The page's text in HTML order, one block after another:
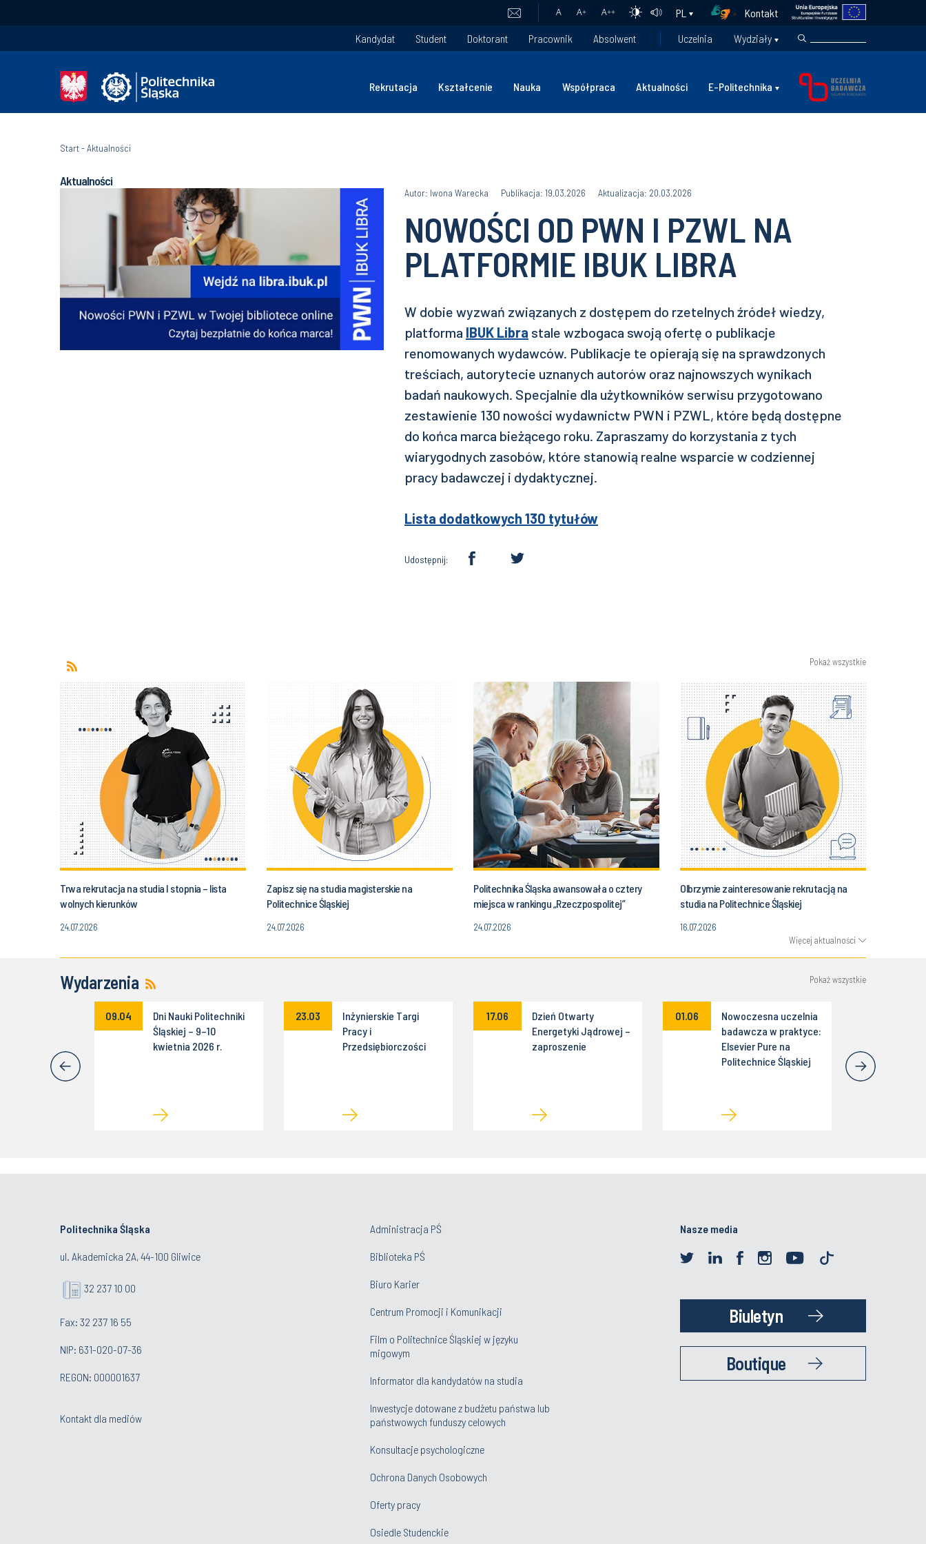
A A+ A++ PL
Kontakt
Kandydat
Student Doktorant Pracownik Absolwent Uczelnia Wydziały
Rekrutacja Kształcenie Nauka Współpraca Aktualności E-Politechnika
Start-Aktualności
Aktualności
Autor: Iwona Warecka Publikacja: 19.03.2026 Aktualizacja: 20.03.2026
NOWOŚCI OD PWN I PZWL NA
PLATFORMIE IBUK LIBRA
W dobie wyzwań związanych z dostępem do rzetelnych źródeł wiedzy,
platforma IBUK Libra stale wzbogaca swoją ofertę o publikacje
renomowanych wydawców. Publikacje te opierają się na sprawdzonych
treściach, autorytecie uznanych autorów oraz najnowszych wynikach
badań naukowych. Specjalnie dla użytkowników serwisu przygotowano
zestawienie 130 nowości wydawnictw PWN i PZWL, które będą dostępne
do końca marca bieżącego roku. Zapraszamy do korzystania z tych
wiarygodnych zasobów, które stanowią realne wsparcie w codziennej
pracy badawczej i dydaktycznej.
Lista dodatkowych 130 tytułów
Udostępnij:
Pokaż wszystkie
Trwa rekrutacja na studia I stopnia – lista
wolnych kierunków
24.07.2026
Zapisz się na studia magisterskie na
Politechnice Śląskiej
24.07.2026
Politechnika Śląska awansowała o cztery
miejsca w rankingu „Rzeczpospolitej”
24.07.2026
Olbrzymie zainteresowanie rekrutacją na
studia na Politechnice Śląskiej
16.07.2026
Więcej aktualności
Wydarzenia Pokaż wszystkie
09.04
Dni Nauki Politechniki
Śląskiej – 9–10
kwietnia 2026 r.
23.03
Inżynierskie Targi
Pracy i
Przedsiębiorczości
17.06
Dzień Otwarty
Energetyki Jądrowej –
zaproszenie
01.06
Nowoczesna uczelnia
badawcza w praktyce:
Elsevier Pure na
Politechnice Śląskiej
Politechnika Śląska
ul. Akademicka 2A, 44-100 Gliwice
32 237 10 00
Fax: 32 237 16 55
NIP: 631-020-07-36
REGON: 000001637
Kontakt dla mediów
Administracja PŚ
Biblioteka PŚ
Biuro Karier
Centrum Promocji i Komunikacji
Film o Politechnice Śląskiej w języku
migowym
Informator dla kandydatów na studia
Inwestycje dotowane z budżetu państwa lub
państwowych funduszy celowych
Konsultacje psychologiczne
Ochrona Danych Osobowych
Oferty pracy
Osiedle Studenckie
Nasze media
Biuletyn
Boutique